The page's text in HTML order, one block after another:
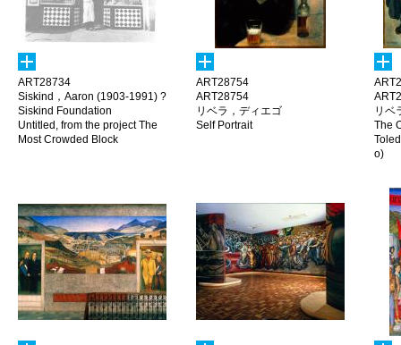
ART28734
Siskind，Aaron (1903-1991) ?
Siskind Foundation
Untitled, from the project The
Most Crowded Block
ART28754
ART28754
リベラ，ディエゴ
Self Portrait
リベ
The
o)